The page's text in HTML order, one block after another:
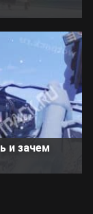
и зачем